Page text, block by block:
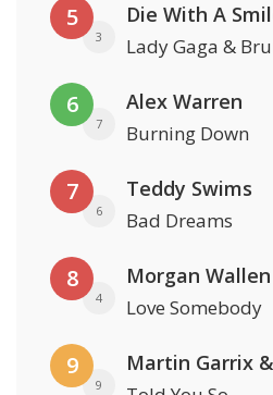
5
3
Die With A
Lady Gaga &
6
7
Alex Warren
Burning Down
7
6
Teddy Swims
Bad Dreams
8
4
Morgan Wallen
Love Somebody
9
9
Martin Garrix